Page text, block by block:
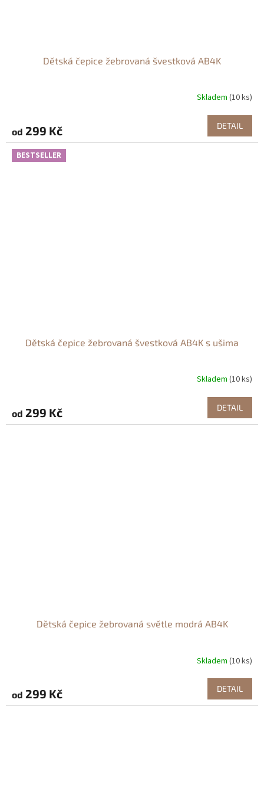
Dětská čepice žebrovaná švestková AB4K
Skladem (10 ks)
od 299 Kč DETAIL
BESTSELLER
Dětská čepice žebrovaná švestková AB4K s ušima
Skladem (10 ks)
od 299 Kč DETAIL
Dětská čepice žebrovaná světle modrá AB4K
Skladem (10 ks)
od 299 Kč DETAIL